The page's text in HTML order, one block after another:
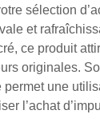
sélection
et
ce produit
originales.
une
l’achat